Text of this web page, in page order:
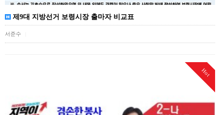
제9대 지방선거 보령시장 출마자 비교표
서준수
Hot